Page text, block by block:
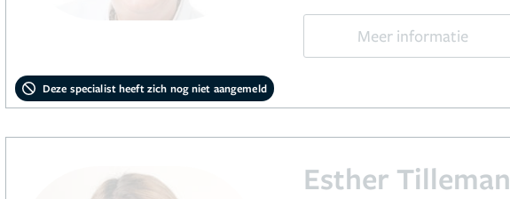
Deze specialist heeft zich nog niet aangemeld
Meer informatie
Esther Tilleman